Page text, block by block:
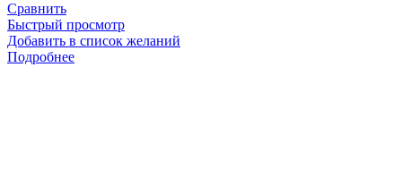
Сравнить
Быстрый просмотр
Добавить в список желаний
Подробнее